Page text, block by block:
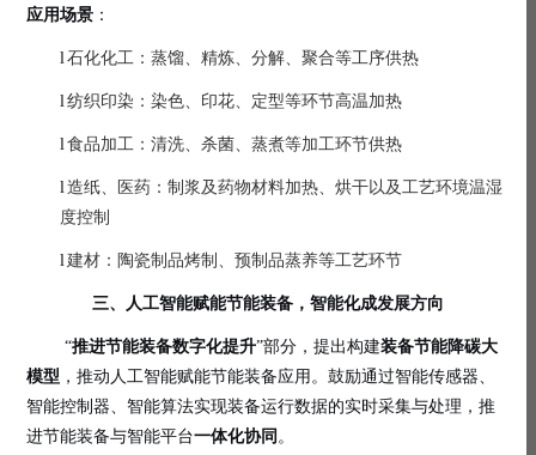
应用场景 ：
l石化化工：蒸馏、精炼、分解、聚合等工序供热
l纺织印染：染色、印花、定型等环节高温加热
l食品加工：清洗、杀菌、蒸煮等加工环节供热
l造纸、医药：制浆及药物材料加热、烘干以及工艺环境温湿
度控制
l建材：陶瓷制品烤制、预制品蒸养等工艺环节
三、 人工智能赋能节能装备，智能化成发展方向
“推进节能装备数字化提升”部分 ，提出构建装备节能降碳大
模型 ，推动人工智能赋能节能装备应用。鼓励通过智能传感器、
智能控制器、智能算法实现装备运行数据的实时采集与处理，推
进节能装备与智能平台一体化协同 。